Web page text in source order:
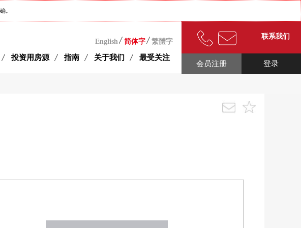
。
English 简体字 繁體字
投资用房源 指南 关于我们 最受关注
联系我们
登录
会员注册